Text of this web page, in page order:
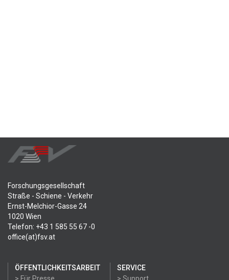
Forschungsgesellschaft
Straße - Schiene - Verkehr
Ernst-Melchior-Gasse 24
1020 Wien
Telefon: +43 1 585 55 67 -0
office(at)fsv.at
ÖFFENTLICHKEITSARBEIT
SERVICE